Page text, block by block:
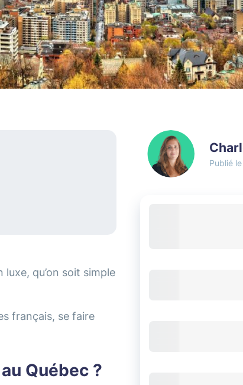
luxe, qu’on soit simple
français, se faire
Québec ?